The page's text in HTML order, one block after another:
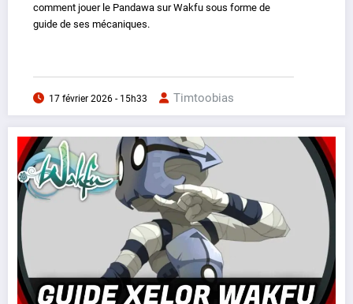
comment jouer le Pandawa sur Wakfu sous forme de
guide de ses mécaniques.
17 février 2026 - 15h33 Timtoobias